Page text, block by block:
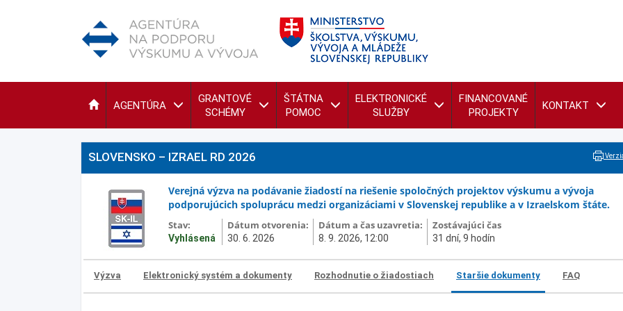
AGENTÚRA
GRANTOVÉ
SCHÉMY
ŠTÁTNA
POMOC
ELEKTRONICKÉ
SLUŽBY
FINANCOVANÉ
PROJEKTY
KONTAKT
SLOVENSKO – IZRAEL RD 2026
Verejná výzva na podávanie žiadostí na riešenie spoločných projektov výskumu a vývoja
podporujúcich spoluprácu medzi organizáciami v Slovenskej republike a v Izraelskom štáte.
Stav:
Vyhlásená
Dátum otvorenia:
30. 6. 2026
Dátum a čas uzavretia:
8. 9. 2026, 12:00
Zostávajúci čas
31 dní, 9 hodín
Výzva Elektronický systém a dokumenty Rozhodnutie o žiadostiach Staršie dokumenty FAQ